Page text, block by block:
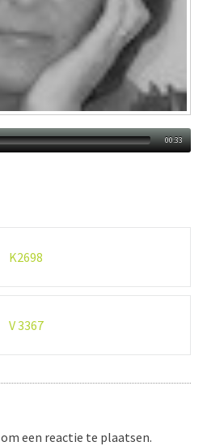
00:33
K2698
V 3367
om een reactie te plaatsen.